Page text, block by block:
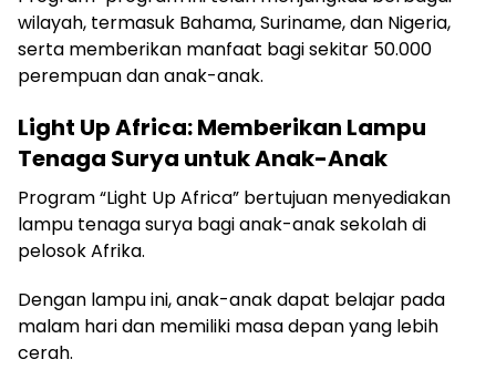
wilayah, termasuk Bahama, Suriname, dan Nigeria,
serta memberikan manfaat bagi sekitar 50.000
perempuan dan anak-anak.
Light Up Africa: Memberikan Lampu
Tenaga Surya untuk Anak-Anak
Program “Light Up Africa” bertujuan menyediakan
lampu tenaga surya bagi anak-anak sekolah di
pelosok Afrika.
Dengan lampu ini, anak-anak dapat belajar pada
malam hari dan memiliki masa depan yang lebih
cerah.